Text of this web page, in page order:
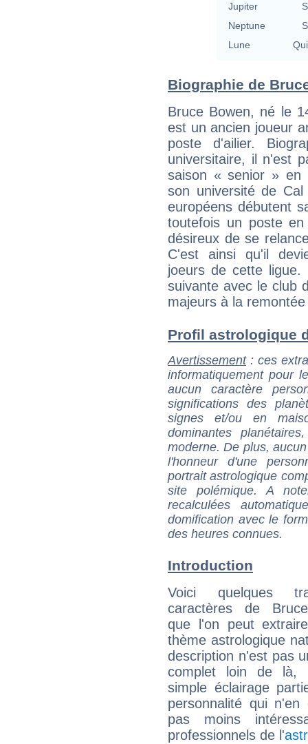
Jupiter
Neptune
Lune
Biographie de
Bruce Bowen, né le
est un ancien joueur
poste d'ailier.
universitaire, il n'est
saison « senior » en
son université de
européens débutent
toutefois un poste
désireux de se
C'est ainsi qu'il
joeurs de cette ligue.
suivante avec le club
majeurs à la
Profil astrologique
Avertissement: ces
informatiquement pour
aucun caractère
significations des
signes et/ou en
dominantes
moderne. De plus,
l'honneur d'une
portrait astrologique
site polémique. A
recalculées
domification avec le
des heures connues.
Introduction
Voici quelques
caractères de
que l'on peut
thème astrologique
description n'est pas
complet loin de là,
simple éclairage
personnalité qui n'en
pas moins
professionnels de l'